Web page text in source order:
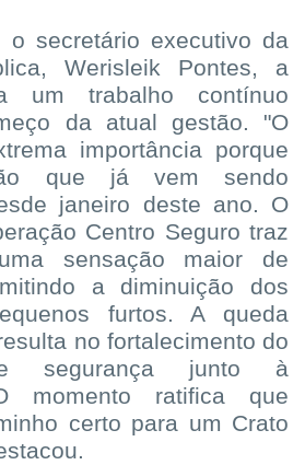
o secretário executivo da
Werisleik Pontes, a
um trabalho contínuo
da atual gestão. "O
importância porque
que já vem sendo
janeiro deste ano. O
Centro Seguro traz
sensação maior de
a diminuição dos
furtos. A queda
no fortalecimento do
segurança junto à
momento ratifica que
certo para um Crato